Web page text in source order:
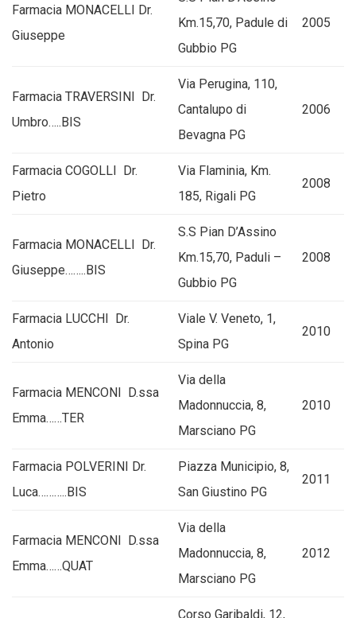
Farmacia MONACELLI Dr.
Giuseppe
Km.15,70, Padule di
Gubbio PG
2005
Farmacia TRAVERSINI Dr.
Umbro…..BIS
Via Perugina, 110,
Cantalupo di
Bevagna PG
2006
Farmacia COGOLLI Dr.
Pietro
Via Flaminia, Km.
185, Rigali PG
2008
Farmacia MONACELLI Dr.
Giuseppe……..BIS
S.S Pian D’Assino
Km.15,70, Paduli –
Gubbio PG
2008
Farmacia LUCCHI Dr.
Antonio
Viale V. Veneto, 1,
Spina PG
2010
Farmacia MENCONI D.ssa
Emma……TER
Via della
Madonnuccia, 8,
Marsciano PG
2010
Farmacia POLVERINI Dr.
Luca………..BIS
Piazza Municipio, 8,
San Giustino PG
2011
Farmacia MENCONI D.ssa
Emma……QUAT
Via della
Madonnuccia, 8,
Marsciano PG
2012
Corso Garibaldi, 12,